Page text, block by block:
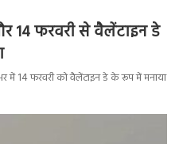
14 फरवरी से वैलेंटाइन डे
में 14 फरवरी को वैलेंटाइन डे के रूप में मनाया